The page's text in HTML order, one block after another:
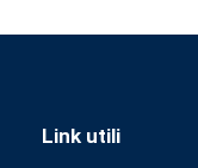
Link utili